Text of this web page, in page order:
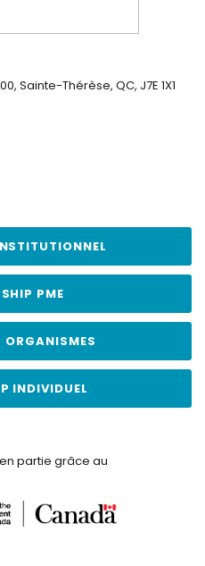
Sainte-Thérèse, QC, J7E 1X1
PME
ORGANISMES
INDIVIDUEL
partie grâce au